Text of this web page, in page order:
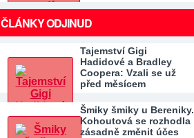
ČLÁNKY ODJINUD
Tajemství Gigi
Hadidové a Bradley
Coopera: Vzali se už
před měsícem
Šmiky šmiky u Bereniky.
Kohoutová se rozhodla
zásadně změnit účes